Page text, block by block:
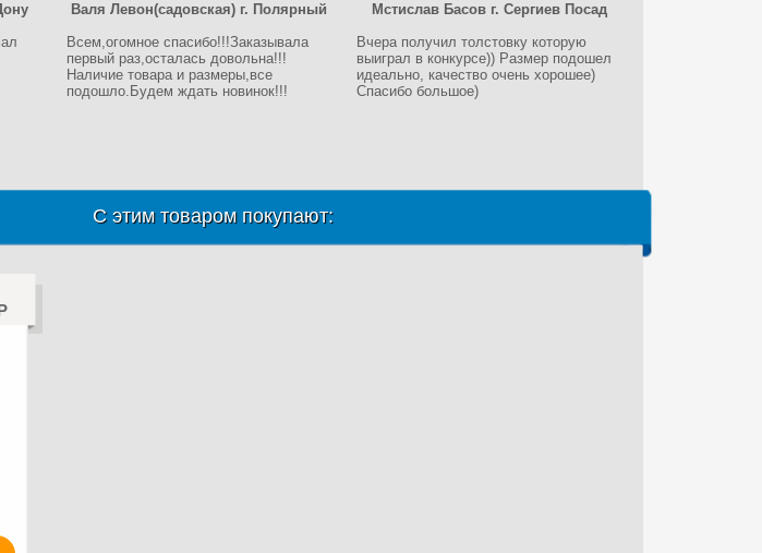
Валя Левон(садовская) г. Полярный
Всем,огомное спасибо!!!Заказывала
первый раз,осталась довольна!!!
Наличие товара и размеры,все
подошло.Будем ждать новинок!!!
Мстислав Басов г. Сергиев Посад
Вчера получил толстовку которую
выиграл в конкурсе)) Размер подошел
идеально, качество очень хорошее)
Спасибо большое)
С этим товаром покупают: